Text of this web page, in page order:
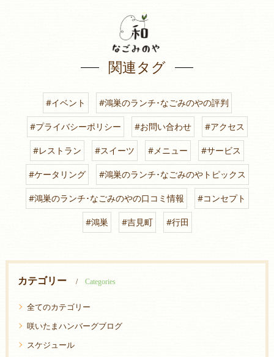
関連タグ
#イベント #鴻巣のランチ･なごみのやの評判
#プライバシーポリシー #お問い合わせ #アクセス
#レストラン #スイーツ #メニュー #サービス
#ケータリング #鴻巣のランチ･なごみのやトピックス
#鴻巣のランチ･なごみのやの口コミ情報 #コンセプト
#鴻巣 #吉見町 #行田
カテゴリー Categories
全てのカテゴリー
咲いたまハンバーグブログ
スケジュール